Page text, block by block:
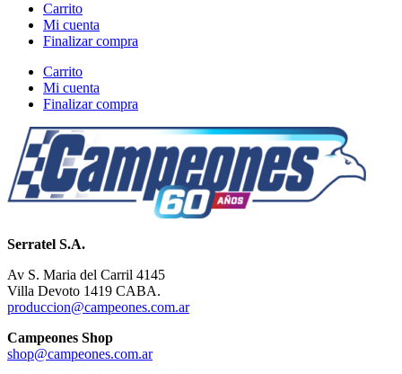
Carrito
Mi cuenta
Finalizar compra
Carrito
Mi cuenta
Finalizar compra
Serratel S.A.
Av S. Maria del Carril 4145
Villa Devoto 1419 CABA.
produccion@campeones.com.ar
Campeones Shop
shop@campeones.com.ar